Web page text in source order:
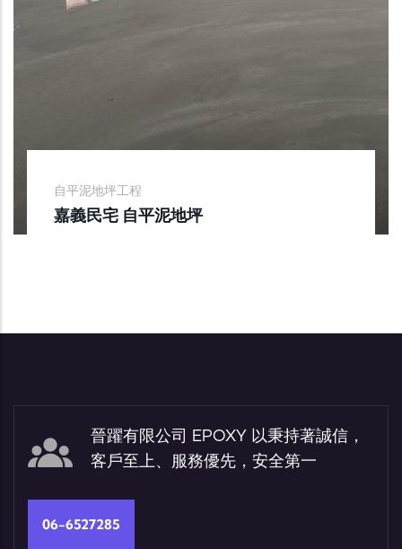
自平泥地坪工程
嘉義民宅 自平泥地坪
晉躍有限公司 EPOXY 以秉持著誠信，
客戶至上、服務優先，安全第一
06-6527285